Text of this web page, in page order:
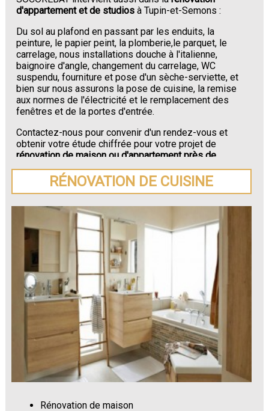
d'appartement et de studios à Tupin-et-Semons :
Du sol au plafond en passant par les enduits, la
peinture, le papier peint, la plomberie,le parquet, le
carrelage, nous installations douche à l'italienne,
baignoire d'angle, changement du carrelage, WC
suspendu, fourniture et pose d'un sèche-serviette, et
bien sur nous assurons la pose de cuisine, la remise
aux normes de l'électricité et le remplacement des
fenêtres et de la portes d'entrée.
Contactez-nous pour convenir d'un rendez-vous et
obtenir votre étude chiffrée pour votre projet de
rénovation de maison ou d'appartement près de
Tupin-et-Semons.
RÉNOVATION DE CUISINE
Rénovation de maison